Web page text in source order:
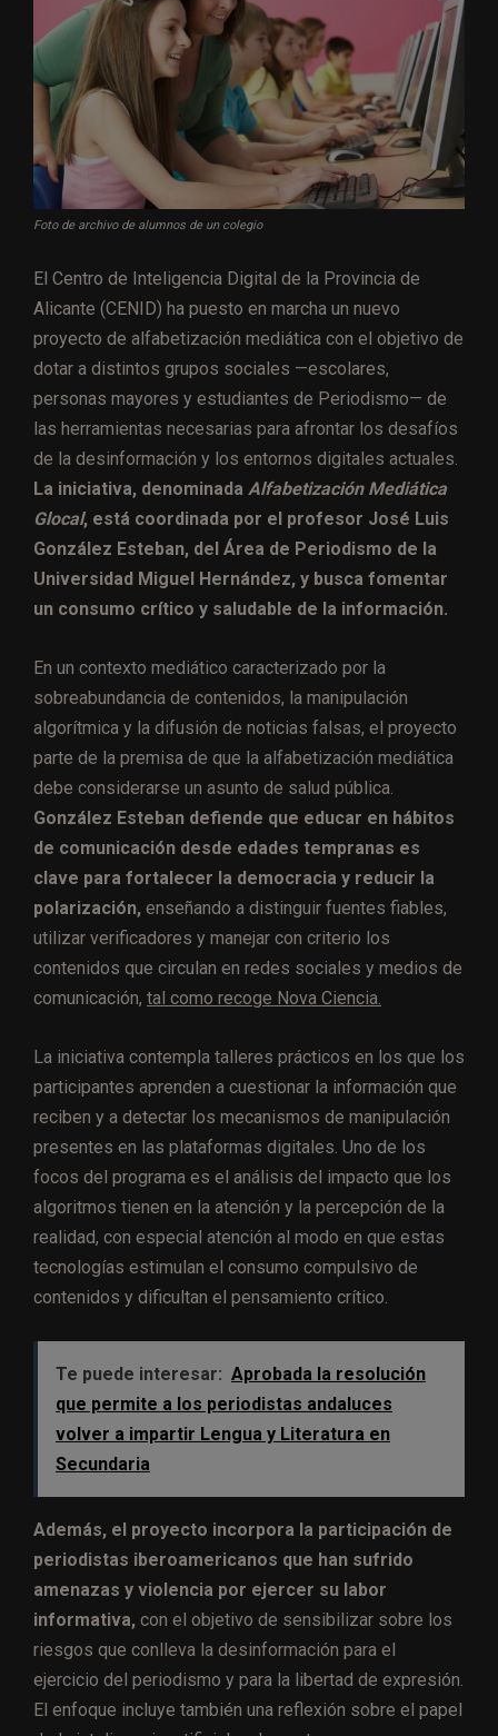
Foto de archivo de alumnos de un colegio
El Centro de Inteligencia Digital de la Provincia de
Alicante (CENID) ha puesto en marcha un nuevo
proyecto de alfabetización mediática con el objetivo de
dotar a distintos grupos sociales —escolares,
personas mayores y estudiantes de Periodismo— de
las herramientas necesarias para afrontar los desafíos
de la desinformación y los entornos digitales actuales.
La iniciativa, denominada Alfabetización Mediática
Glocal, está coordinada por el profesor José Luis
González Esteban, del Área de Periodismo de la
Universidad Miguel Hernández, y busca fomentar
un consumo crítico y saludable de la información.
En un contexto mediático caracterizado por la
sobreabundancia de contenidos, la manipulación
algorítmica y la difusión de noticias falsas, el proyecto
parte de la premisa de que la alfabetización mediática
debe considerarse un asunto de salud pública.
González Esteban defiende que educar en hábitos
de comunicación desde edades tempranas es
clave para fortalecer la democracia y reducir la
polarización, enseñando a distinguir fuentes fiables,
utilizar verificadores y manejar con criterio los
contenidos que circulan en redes sociales y medios de
comunicación, tal como recoge Nova Ciencia.
La iniciativa contempla talleres prácticos en los que los
participantes aprenden a cuestionar la información que
reciben y a detectar los mecanismos de manipulación
presentes en las plataformas digitales. Uno de los
focos del programa es el análisis del impacto que los
algoritmos tienen en la atención y la percepción de la
realidad, con especial atención al modo en que estas
tecnologías estimulan el consumo compulsivo de
contenidos y dificultan el pensamiento crítico.
Te puede interesar: Aprobada la resolución
que permite a los periodistas andaluces
volver a impartir Lengua y Literatura en
Secundaria
Además, el proyecto incorpora la participación de
periodistas iberoamericanos que han sufrido
amenazas y violencia por ejercer su labor
informativa, con el objetivo de sensibilizar sobre los
riesgos que conlleva la desinformación para el
ejercicio del periodismo y para la libertad de expresión.
El enfoque incluye también una reflexión sobre el papel